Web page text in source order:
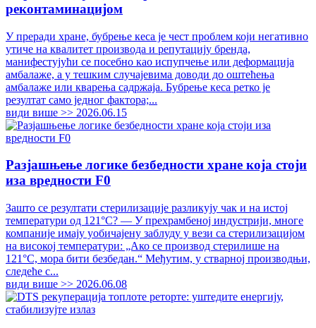
реконтаминацијом
У преради хране, бубрење кеса је чест проблем који негативно
утиче на квалитет производа и репутацију бренда,
манифестујући се посебно као испупчење или деформација
амбалаже, а у тешким случајевима доводи до оштећења
амбалаже или кварења садржаја. Бубрење кеса ретко је
резултат само једног фактора;...
види више >> 2026.06.15
Разјашњење логике безбедности хране која стоји
иза вредности F0
Зашто се резултати стерилизације разликују чак и на истој
температури од 121°C? — У прехрамбеној индустрији, многе
компаније имају уобичајену заблуду у вези са стерилизацијом
на високој температури: „Ако се производ стерилише на
121°C, мора бити безбедан.“ Међутим, у стварној производњи,
следеће с...
види више >> 2026.06.08